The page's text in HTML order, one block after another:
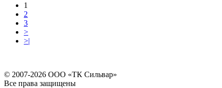
1
2
3
>
>|
© 2007-2026 ООО «ТК Сильвар»
Все права защищены